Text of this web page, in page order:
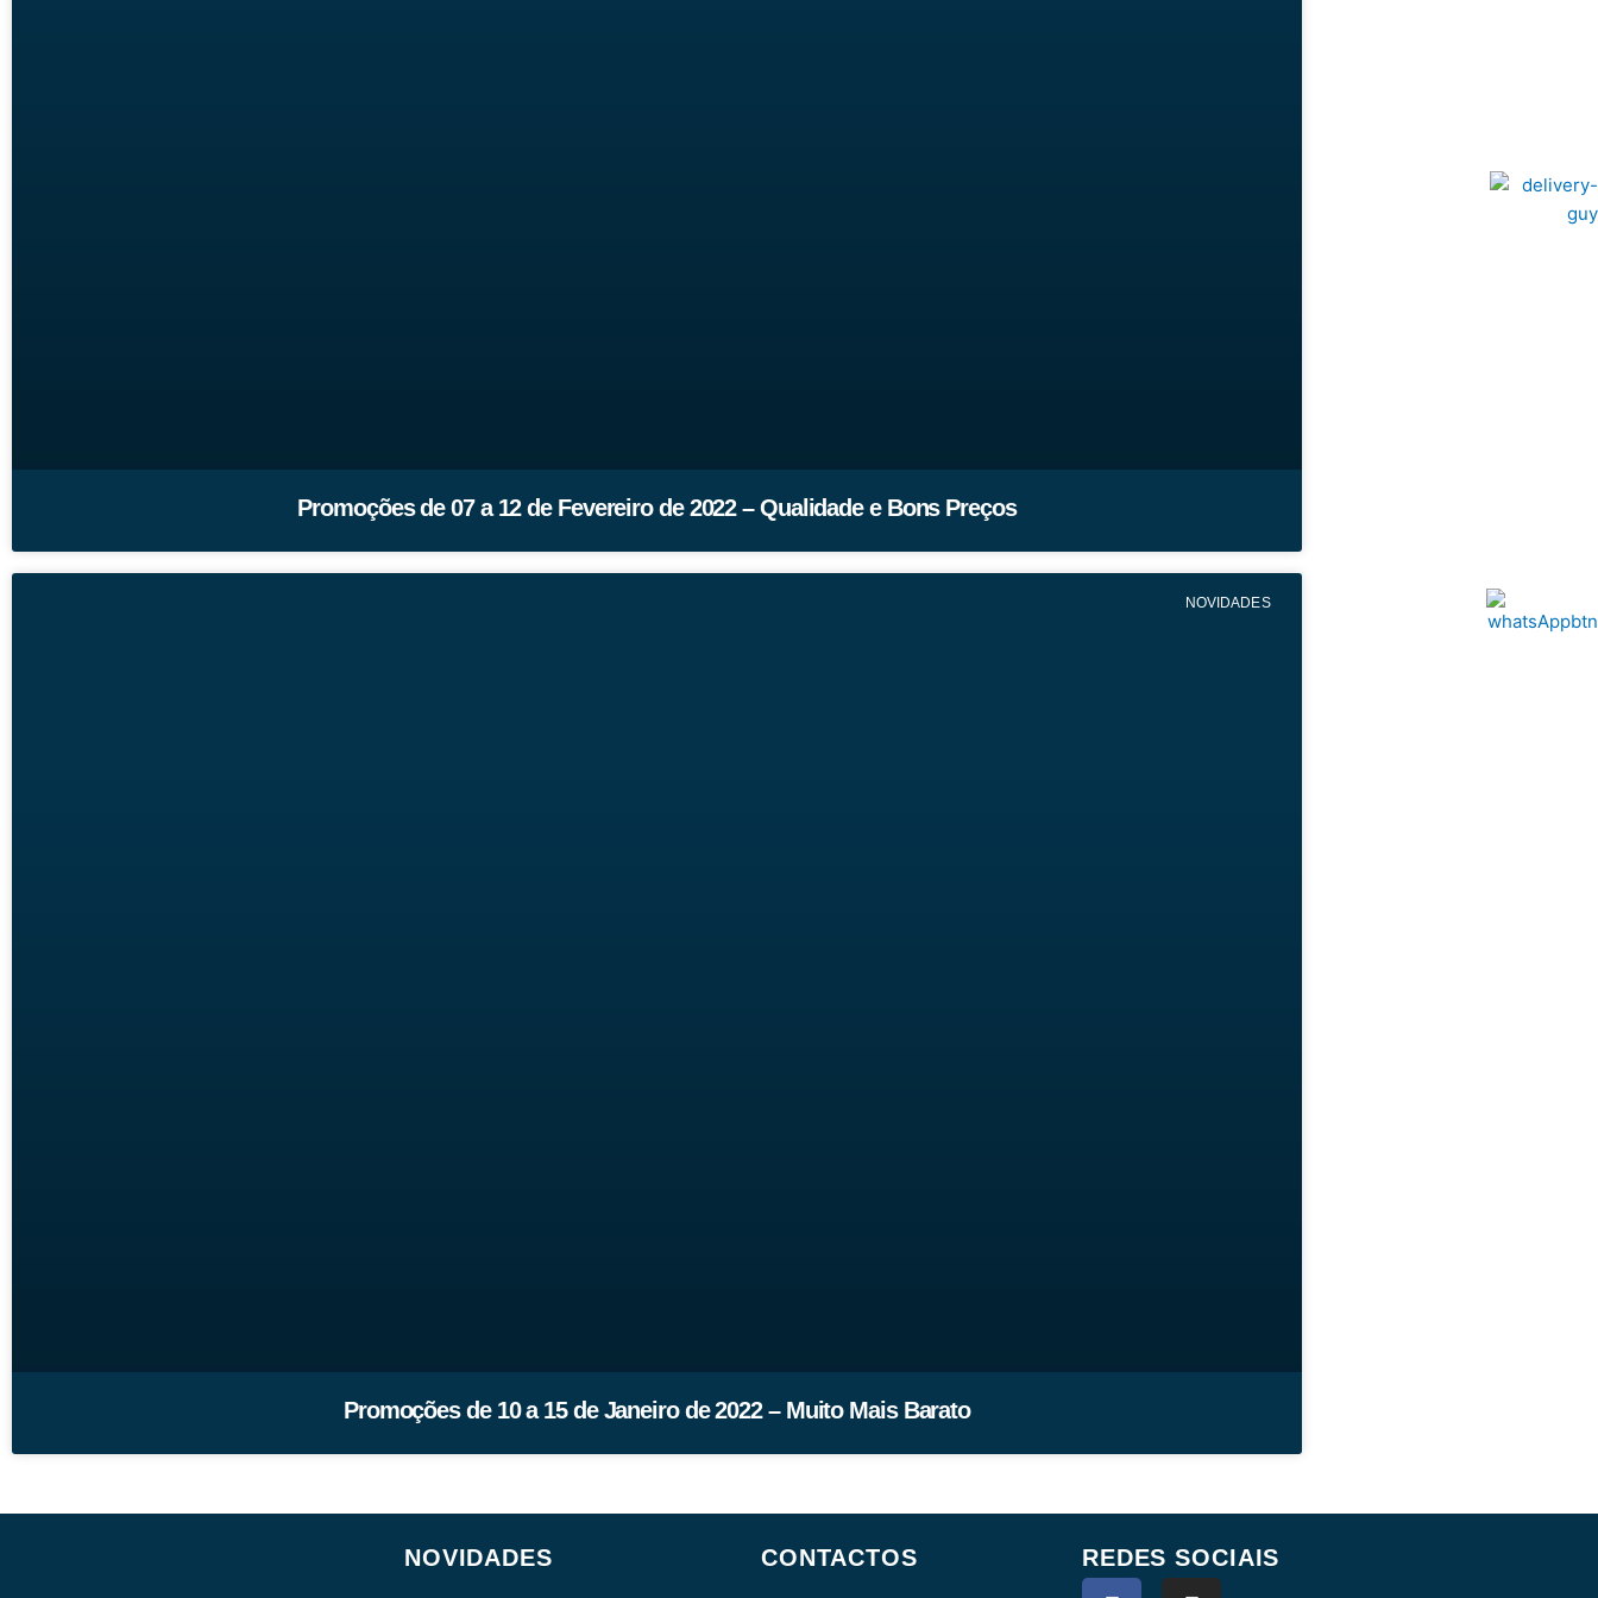
Promoções de 07 a 12 de Fevereiro de 2022 – Qualidade e Bons Preços
NOVIDADES
Promoções de 10 a 15 de Janeiro de 2022 – Muito Mais Barato
NOVIDADES CONTACTOS REDES SOCIAIS
F
I